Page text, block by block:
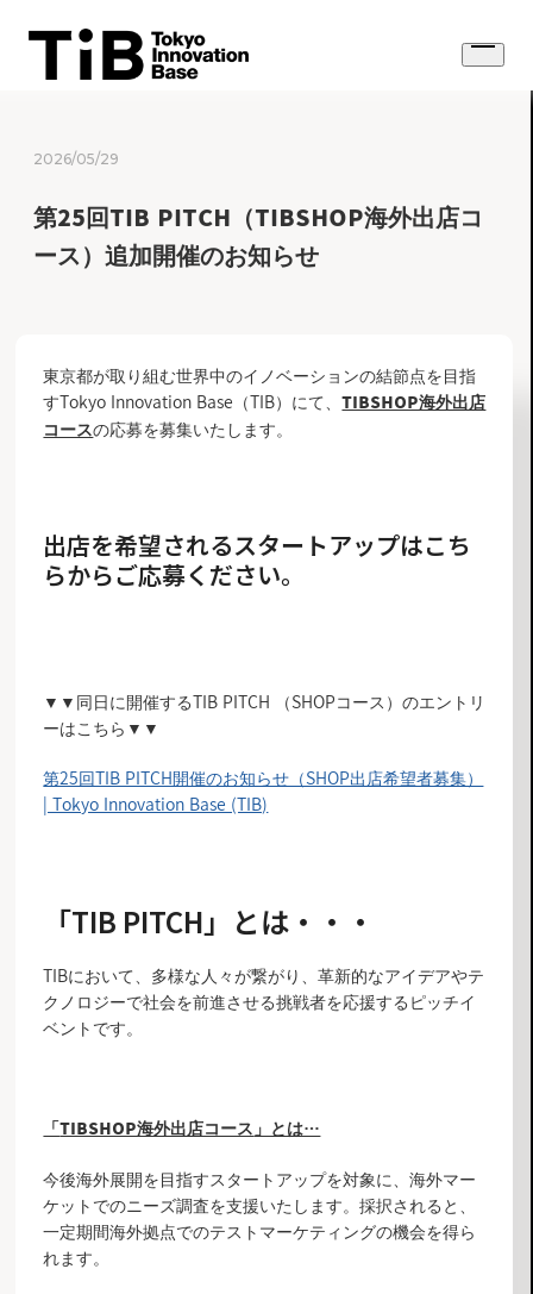
content
Open
2026/05/29
第25回TIB PITCH（TIBSHOP海外出店コ
ース）追加開催のお知らせ
東京都が取り組む世界中のイノベーションの結節点を目指
すTokyo Innovation Base（TIB）にて、TIBSHOP海外出店
コースの応募を募集いたします。
出店を希望されるスタートアップはこち
らからご応募ください。
▼▼同日に開催するTIB PITCH （SHOPコース）のエントリ
ーはこちら▼▼
第25回TIB PITCH開催のお知らせ（SHOP出店希望者募集）
| Tokyo Innovation Base (TIB)
「TIB PITCH」とは・・・
TIBにおいて、多様な人々が繋がり、革新的なアイデアやテ
クノロジーで社会を前進させる挑戦者を応援するピッチイ
ベントです。
「TIBSHOP海外出店コース」とは…
今後海外展開を目指すスタートアップを対象に、海外マー
ケットでのニーズ調査を支援いたします。採択されると、
一定期間海外拠点でのテストマーケティングの機会を得ら
れます。